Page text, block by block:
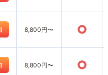
8,800円〜 ○
8,800円〜 ○